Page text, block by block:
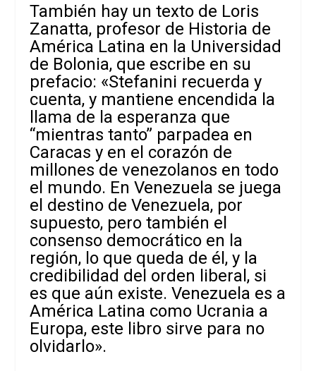
También hay un texto de Loris
Zanatta, profesor de Historia de
América Latina en la Universidad
de Bolonia, que escribe en su
prefacio: «Stefanini recuerda y
cuenta, y mantiene encendida la
llama de la esperanza que
“mientras tanto” parpadea en
Caracas y en el corazón de
millones de venezolanos en todo
el mundo. En Venezuela se juega
el destino de Venezuela, por
supuesto, pero también el
consenso democrático en la
región, lo que queda de él, y la
credibilidad del orden liberal, si
es que aún existe. Venezuela es a
América Latina como Ucrania a
Europa, este libro sirve para no
olvidarlo».